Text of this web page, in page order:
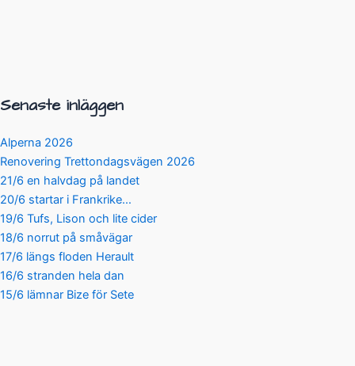
Senaste inläggen
Alperna 2026
Renovering Trettondagsvägen 2026
21/6 en halvdag på landet
20/6 startar i Frankrike…
19/6 Tufs, Lison och lite cider
18/6 norrut på småvägar
17/6 längs floden Herault
16/6 stranden hela dan
15/6 lämnar Bize för Sete